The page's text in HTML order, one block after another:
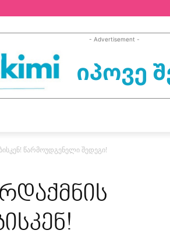
- Advertisement -
წარმოუდგენელი შედეგი!